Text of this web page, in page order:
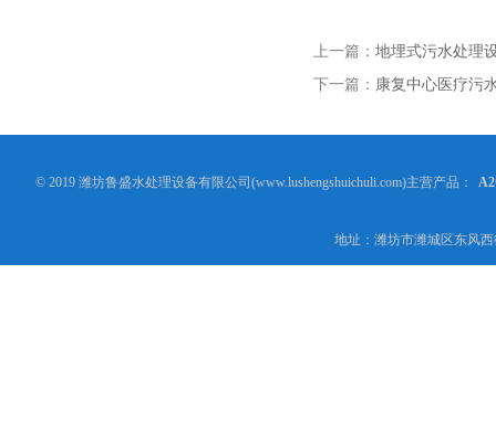
上一篇： 地埋式污水处理
下一篇： 康复中心医疗污
© 2019 潍坊鲁盛水处理设备有限公司(www.lushengshuichuli.com)主营产品：
地址：潍坊市潍城区东风